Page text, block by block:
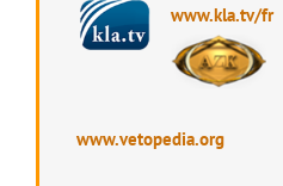
www.kla.tv/fr
www.vetopedia.org